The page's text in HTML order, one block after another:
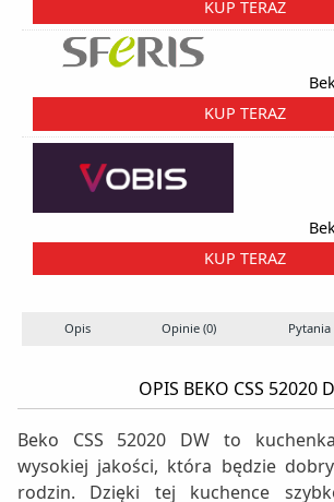
KUP TERAZ
KUP TERAZ
KUP TERAZ
Opis Opinie (0)
OPIS BEKO CSS 52020
Beko CSS 52020 DW to
wysokiej jakości, która będzie
rodzin. Dzięki tej kuchence